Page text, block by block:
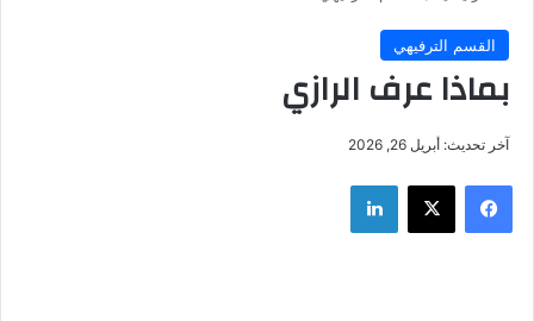
القسم الترفيهي
بماذا عرف الرازي
آخر تحديث: أبريل 26, 2026
فيسبوك ‫X لينكدإن